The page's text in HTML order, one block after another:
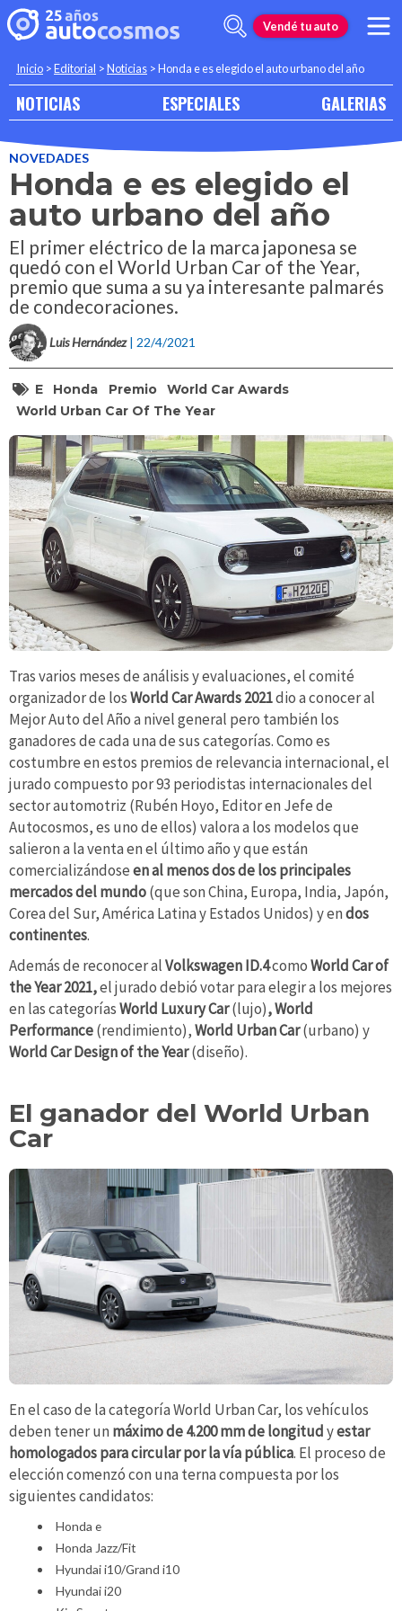
Vendé tu auto
Inicio >Editorial >Noticias >Honda e es elegido el auto urbano del año
NOTICIAS ESPECIALES GALERIAS
NOVEDADES
Honda e es elegido el
auto urbano del año
El primer eléctrico de la marca japonesa se
quedó con el World Urban Car of the Year,
premio que suma a su ya interesante palmarés
de condecoraciones.
Luis Hernández | 22/4/2021
E Honda Premio
World Car Awards
World Urban Car Of The Year
Tras varios meses de análisis y evaluaciones, el comité
organizador de losWorld Car Awards 2021dio a conocer al
Mejor Auto del Año a nivel general pero también los
ganadores de cada una de sus categorías. Como es
costumbre en estos premios de relevancia internacional, el
jurado compuesto por 93 periodistas internacionales del
sector automotriz (Rubén Hoyo, Editor en Jefe de
Autocosmos, es uno de ellos) valora a los modelos que
salieron a la venta en el último año y que están
comercializándoseen al menos dos de los principales
mercados del mundo(que son China, Europa, India, Japón,
Corea del Sur, América Latina y Estados Unidos) y endos
continentes.
Además de reconocer alVolkswagen ID.4comoWorld Car of
the Year 2021,el jurado debió votar para elegir a los mejores
en las categoríasWorld Luxury Car(lujo), World
Performance(rendimiento),World Urban Car(urbano) y
World Car Design of the Year(diseño).
El ganador del World Urban
Car
En el caso de la categoría World Urban Car, los vehículos
deben tener un máximo de 4.200 mm de longitudyestar
homologados para circular por la vía pública. El proceso de
elección comenzó con una terna compuesta por los
siguientes candidatos:
Honda e
Honda Jazz/Fit
Hyundai i10/Grand i10
Hyundai i20